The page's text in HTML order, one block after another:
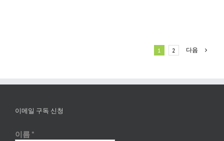
1 2 다음
이메일 구독 신청
이름 *